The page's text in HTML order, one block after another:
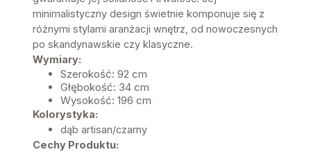
minimalistyczny design świetnie komponuje się z
różnymi stylami aranżacji wnętrz, od nowoczesnych
po skandynawskie czy klasyczne.
Wymiary:
Szerokość: 92 cm
Głębokość: 34 cm
Wysokość: 196 cm
Kolorystyka:
dąb artisan/czarny
Cechy Produktu: